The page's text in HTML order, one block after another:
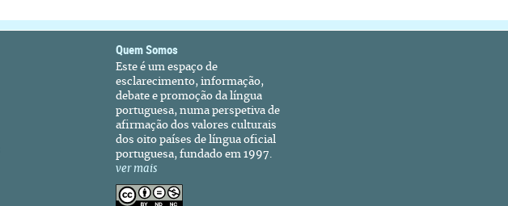
Quem Somos
Este é um espaço de
esclarecimento, informação,
debate e promoção da língua
portuguesa, numa perspetiva de
afirmação dos valores culturais
dos oito países de língua oficial
portuguesa, fundado em 1997.
ver mais